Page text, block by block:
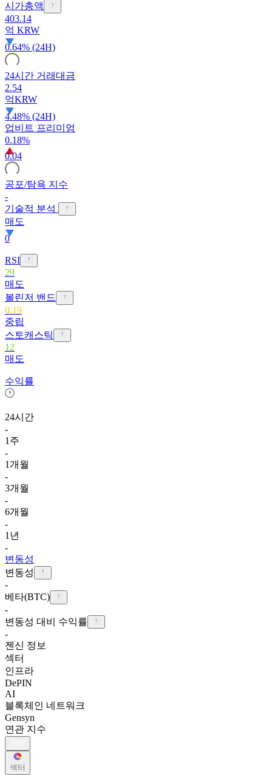
시가총액
403.14
억 KRW
0.64% (24H)
24시간 거래대금
2.54
억KRW
4.48% (24H)
업비트 프리미엄
0.18%
0.04
공포/탐욕 지수
-
기술적 분석
매도
0
RSI
29
매도
볼린저 밴드
0.19
중립
스토캐스틱
12
매도
수익률
24시간
-
1주
-
1개월
-
3개월
-
6개월
-
1년
-
변동성
변동성
-
베타(BTC)
-
변동성 대비 수익률
-
젠신 정보
섹터
인프라
DePIN
AI
블록체인 네트워크
Gensyn
연관 지수
섹터